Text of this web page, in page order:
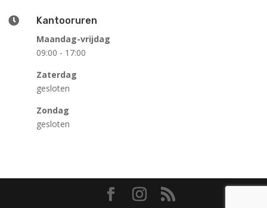

Kantooruren
Maandag-vrijdag
09:00 - 17:00
Zaterdag
gesloten
Zondag
gesloten